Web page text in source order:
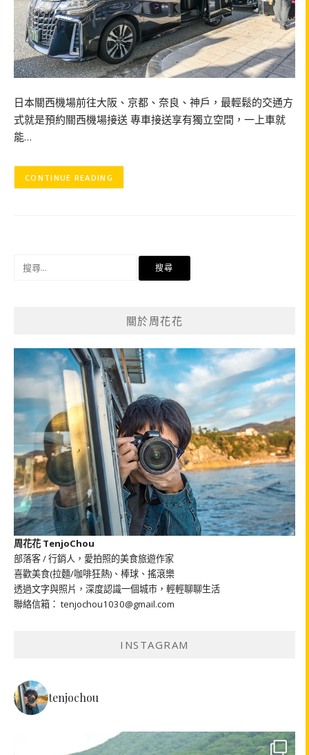
日本關西機場前往大阪、京都、奈良、神戶，最輕鬆的交通方
式就是預約關西機場接送 專車接送享有獨立空間，一上車就
能…
CONTINUE READING
關於周花花
周花花 TenjoChou
部落客 / 行銷人，愛拍照的美食旅遊作家
喜歡美食(拉麵/咖啡狂熱)、棒球、搖滾樂
透過文字與照片，深度認識一個城市，輕輕聊聊生活
聯絡信箱： tenjochou1030@gmail.com
INSTAGRAM
tenjochou